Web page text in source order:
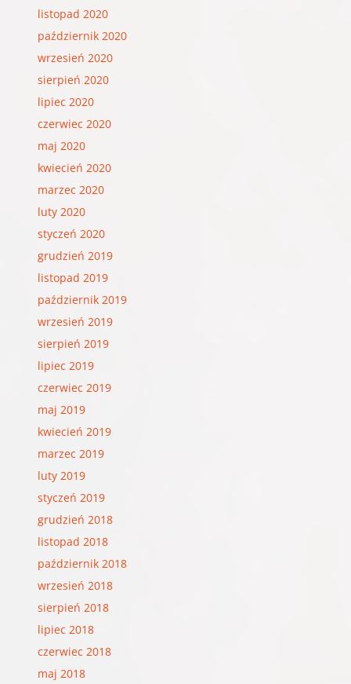
listopad 2020
październik 2020
wrzesień 2020
sierpień 2020
lipiec 2020
czerwiec 2020
maj 2020
kwiecień 2020
marzec 2020
luty 2020
styczeń 2020
grudzień 2019
listopad 2019
październik 2019
wrzesień 2019
sierpień 2019
lipiec 2019
czerwiec 2019
maj 2019
kwiecień 2019
marzec 2019
luty 2019
styczeń 2019
grudzień 2018
listopad 2018
październik 2018
wrzesień 2018
sierpień 2018
lipiec 2018
czerwiec 2018
maj 2018